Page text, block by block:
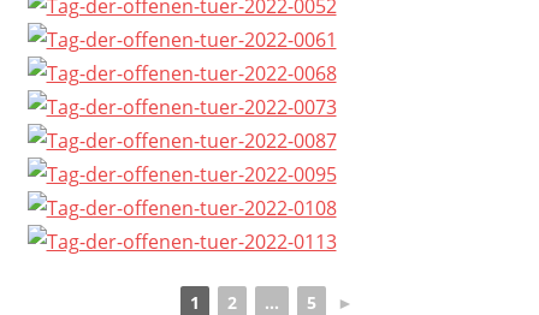
1 2 ... 5 ►